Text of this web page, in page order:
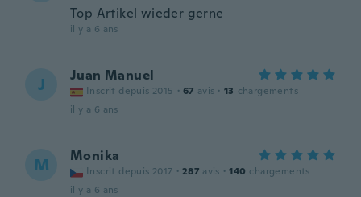
Top Artikel wieder gerne
il y a 6 ans
J Juan Manuel
Inscrit depuis 2015 · 67 avis · 13 chargements
il y a 6 ans
M Monika
Inscrit depuis 2017 · 287 avis · 140 chargements
il y a 6 ans